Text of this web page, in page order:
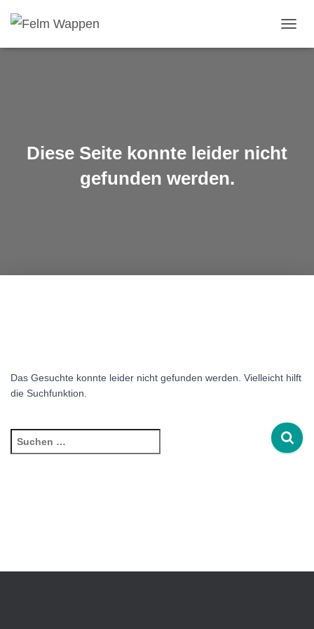
Diese Seite konnte leider nicht
gefunden werden.
Das Gesuchte konnte leider nicht gefunden werden. Vielleicht hilft
die Suchfunktion.
Suchen
nach: